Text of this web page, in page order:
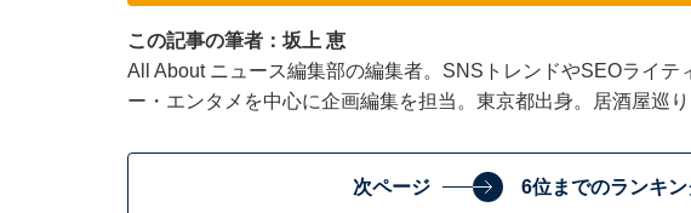
この記事の筆者：坂上 恵
All About ニュース編集部の編集者。SNSトレンドやSEOライテ
ー・エンタメを中心に企画編集を担当。東京都出身。居酒屋巡り
次ページ 6位までのランキ